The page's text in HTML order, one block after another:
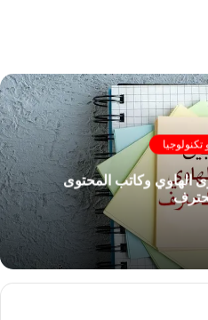
تكنولوجيا
الهاوي وكاتب المحتوى